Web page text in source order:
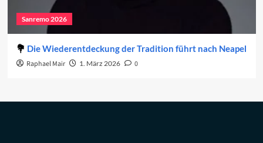
Sanremo 2026
Die Wiederentdeckung der Tradition führt nach Neapel
Raphael Mair 1. März 2026 0